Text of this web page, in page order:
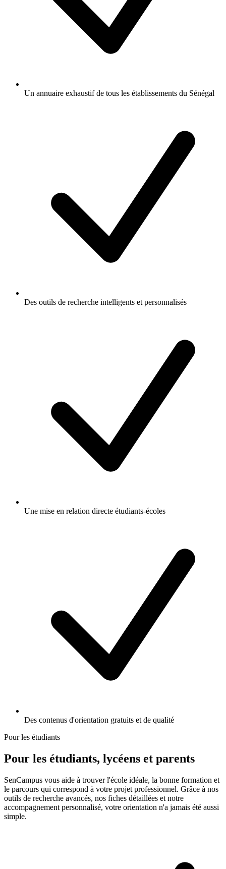
Un annuaire exhaustif de tous les établissements du Sénégal
Des outils de recherche intelligents et personnalisés
Une mise en relation directe étudiants-écoles
Des contenus d'orientation gratuits et de qualité
Pour les étudiants
Pour les étudiants, lycéens et parents
SenCampus vous aide à trouver l'école idéale, la bonne formation et
le parcours qui correspond à votre projet professionnel. Grâce à nos
outils de recherche avancés, nos fiches détaillées et notre
accompagnement personnalisé, votre orientation n'a jamais été aussi
simple.